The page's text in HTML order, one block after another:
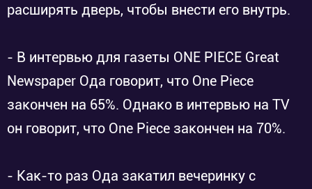
расширять дверь, чтобы внести его внутрь.
- В интервью для газеты ONE PIECE Great
Newspaper Ода говорит, что One Piece
закончен на 65%. Однако в интервью на TV
он говорит, что One Piece закончен на 70%.
- Как-то раз Ода закатил вечеринку с